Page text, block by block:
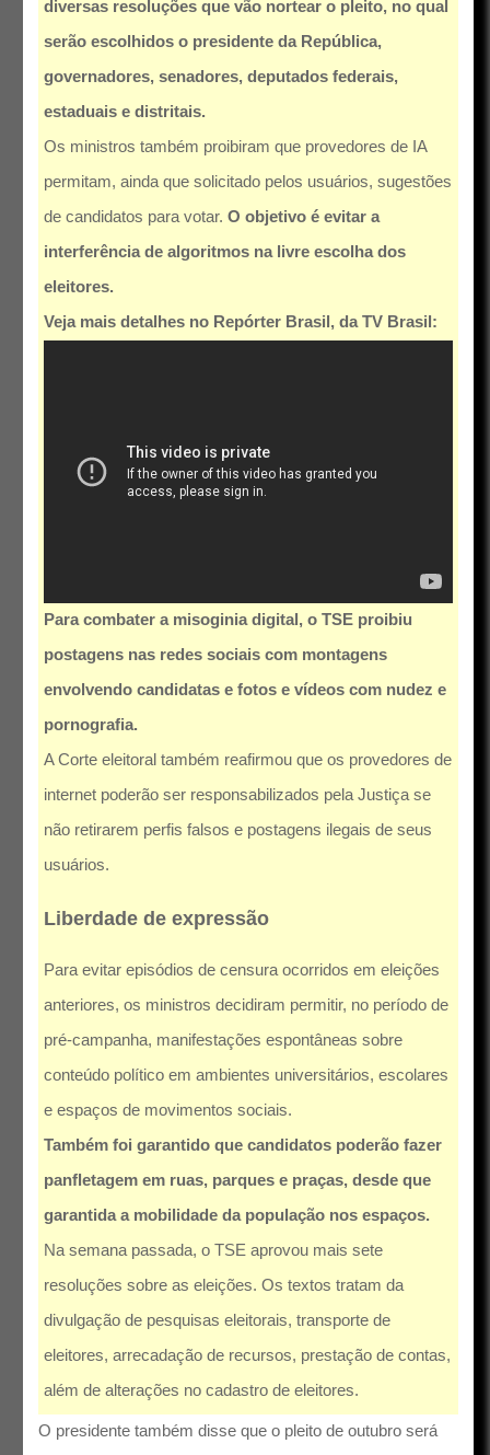
diversas resoluções que vão nortear o pleito, no qual
serão escolhidos o presidente da República,
governadores, senadores, deputados federais,
estaduais e distritais.
Os ministros também proibiram que provedores de IA
permitam, ainda que solicitado pelos usuários, sugestões
de candidatos para votar.O objetivo é evitar a
interferência de algoritmos na livre escolha dos
eleitores.
Veja mais detalhes no Repórter Brasil, da TV Brasil:
Para combater a misoginia digital, o TSE proibiu
postagens nas redes sociais com montagens
envolvendo candidatas e fotos e vídeos com nudez e
pornografia.
A Corte eleitoral também reafirmou que os provedores de
internet poderão ser responsabilizados pela Justiça se
não retirarem perfis falsos e postagens ilegais de seus
usuários.
Liberdade de expressão
Para evitar episódios de censura ocorridos em eleições
anteriores, os ministros decidiram permitir, no período de
pré-campanha, manifestações espontâneas sobre
conteúdo político em ambientes universitários, escolares
e espaços de movimentos sociais.
Também foi garantido que candidatos poderão fazer
panfletagem em ruas, parques e praças, desde que
garantida a mobilidade da população nos espaços.
Na semana passada, o TSE aprovou mais sete
resoluções sobre as eleições. Os textos tratam da
divulgação de pesquisas eleitorais, transporte de
eleitores, arrecadação de recursos, prestação de contas,
além de alterações no cadastro de eleitores.
O presidente também disse que o pleito de outubro será